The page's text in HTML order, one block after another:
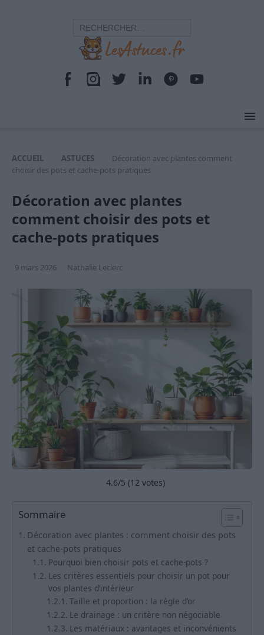
ACCUEIL ASTUCES
Décoration avec plantes comment
choisir des pots et cache-pots pratiques
Décoration avec plantes
comment choisir des pots et
cache-pots pratiques
9 mars 2026 Nathalie Leclerc
4.6/5 (12 votes)
Sommaire
Décoration avec plantes : comment choisir des pots
et cache-pots pratiques
Pourquoi bien choisir pots et cache-pots ?
Les critères essentiels pour choisir un pot pour
vos plantes d’intérieur
Taille et proportion : la règle d’or
Le drainage : un critère non négociable
Les matériaux : avantages et inconvénients